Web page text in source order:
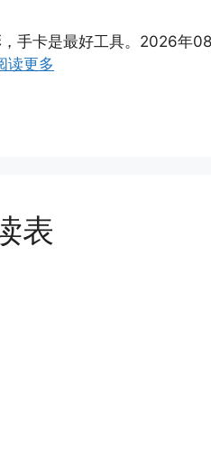
手卡是最好工具。2026年
读更多
表